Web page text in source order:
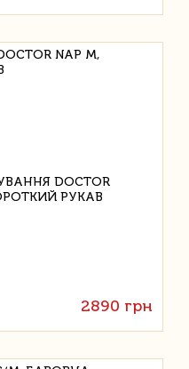
NAP M,
2890 грн